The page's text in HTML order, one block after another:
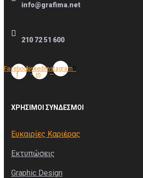
info@grafima.net
210 72 51 600
Facebook-
f
Linkedin-
in
Instagram
ΧΡΉΣΙΜΟΙ ΣΥΝΔΈΣΜΟΙ
Ευκαιρίες Καριέρας
Εκτυπώσεις
Graphic Design